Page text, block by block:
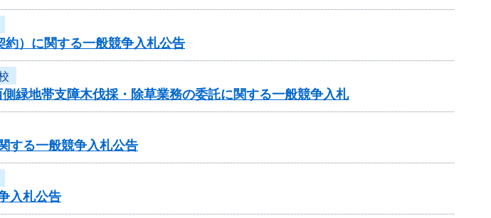
）に関する一般競争入札公告
緑地帯支障木伐採・除草業務の委託に関する一般競争入札
する一般競争入札公告
入札公告